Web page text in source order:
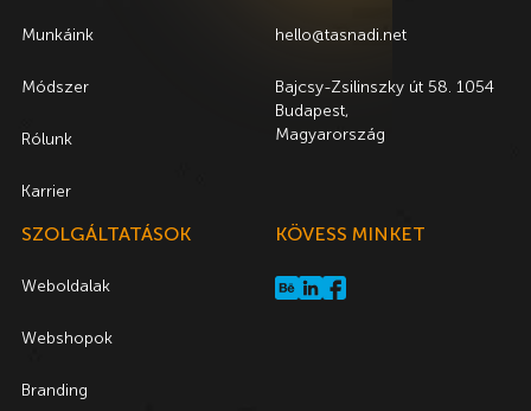
SZOLGÁLTATÁSOK
Weboldalak
Webshopok
Branding
Munkáink
Módszer
Rólunk
Karrier
hello@tasnadi.net
Bajcsy-Zsilinszky út 58. 1054
Budapest,
Magyarország
KÖVESS MINKET